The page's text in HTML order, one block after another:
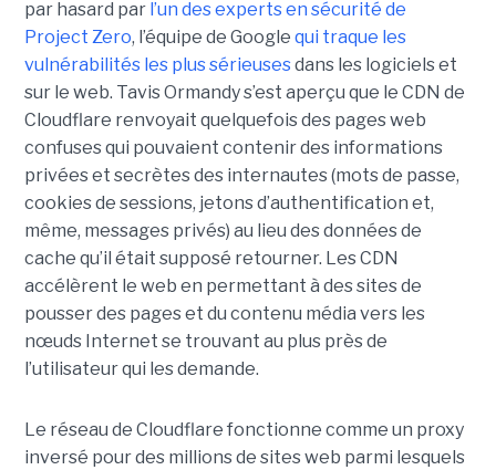
par hasard par l’un des experts en sécurité de
Project Zero, l’équipe de Google qui traque les
vulnérabilités les plus sérieusesdans les logiciels et
sur le web. Tavis Ormandy s’est aperçu que le CDN de
Cloudflare renvoyait quelquefois des pages web
confuses qui pouvaient contenir des informations
privées et secrètes des internautes (mots de passe,
cookies de sessions, jetons d’authentification et,
même, messages privés) au lieu des données de
cache qu’il était supposé retourner. Les CDN
accélèrent le web en permettant à des sites de
pousser des pages et du contenu média vers les
nœuds Internet se trouvant au plus près de
l’utilisateur qui les demande.
Le réseau de Cloudflare fonctionne comme un proxy
inversé pour des millions de sites web parmi lesquels